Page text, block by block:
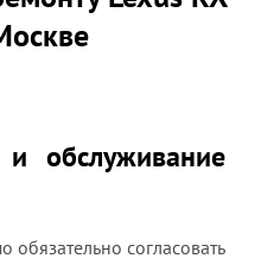
обслуживание
обязательно согласовать